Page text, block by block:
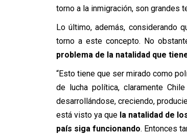
torno a la inmigración, son grandes
Lo último, además, considerando
torno a este concepto. No
problema de la natalidad que
“Esto tiene que ser mirado como
de lucha política, claramente
desarrollándose, creciendo,
está visto ya que la natalidad de
país siga funcionando. Entonces